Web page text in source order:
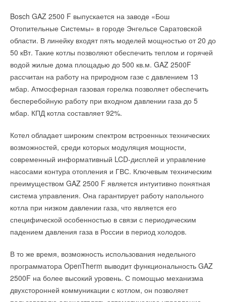
Bosch GAZ 2500 F выпускается на заводе «Бош
Отопительные Системы» в городе Энгельсе Саратовской
области. В линейку входят пять моделей мощностью от 20 до
50 кВт. Такие котлы позволяют обеспечить теплом и горячей
водой жилые дома площадью до 500 кв.м. GAZ 2500F
рассчитан на работу на природном газе с давлением 13
мбар. Атмосферная газовая горелка позволяет обеспечить
бесперебойную работу при входном давлении газа до 5
мбар. КПД котла составляет 92%.
Котел обладает широким спектром встроенных технических
возможностей, среди которых модуляция мощности,
современный информативный LCD-дисплей и управление
насосами контура отопления и ГВС. Ключевым техническим
преимуществом GAZ 2500 F является интуитивно понятная
система управления. Она гарантирует работу напольного
котла при низком давлении газа, что является его
специфической особенностью в связи с периодическим
падением давления газа в России в период холодов.
В то же время, возможность использования недельного
программатора OpenTherm выводит функциональность GAZ
2500F на более высокий уровень. С помощью механизма
двухсторонней коммуникации с котлом, он позволяет
Онлайн-библиотека решений Uponor входит в состав
интегрированного комплекса компании по обслуживанию
проектов в течение их жизненного цикла и обеспечивает
предоставление своевременной поддержки и данных. Она
дополняет исчерпывающее портфолио решений для систем
внутреннего климата, водопроводных систем и систем
объектов инфраструктуры Uponor: в каталоге представлено
более 2000 моделей продуктов BIM, включая трубы,
такие решения, как системы и трубы Uponor Aqua, Q&E и
Aqua Plus, трубы Combi, системы S-Press, Smart Aqua, Flex
M, Fluvia, Uni Pipe PLUS, системы коллекторов Vario, систему
RTM, линейку продуктов FPL-X, системы вентиляции и
многое другое.
Специалисты могут подробно ознакомиться с
представленными решениями и загрузить их в свои проекты
AutoCAD или Revitна странице онлайн-библиотеки
Читайте по теме:
→ Низкотемпературные сети и энергоэффективность
место), ООО "КОМПАНИЯ КЛИМАТ", город Москва –
директору Еременко Олегу Валентиновичу (2 место), ТПХ
«Русклимат», город Москва – пресс-секретарю Есипову
Дмитрию Евгеньевичу (3 место).
Помимо указанной, компании-участники III
Всероссийского конкурса реализованных проектов
ENES-2016 боролись за награды в номинациях:
«Лучшая инновационная технология в области
холодильники»
«Лучшая инновационная технология в области
ресурсоэнергосбережения по категории «Бытовые
«Лучшая инновационная технология в области
ресурсоэнергосбережения по категории «Бытовые
стиральные машины»
«Лучший демонстрационный проект по внедрению
энергосберегающих технологий, реализованный на
безвозмездной основе»,
Также был вручен Специальный приз Федеральной
конкурсной комиссии конкурса ENES-2016 за реализацию
норвежской концепции Green Energy One (GEO) в МКД